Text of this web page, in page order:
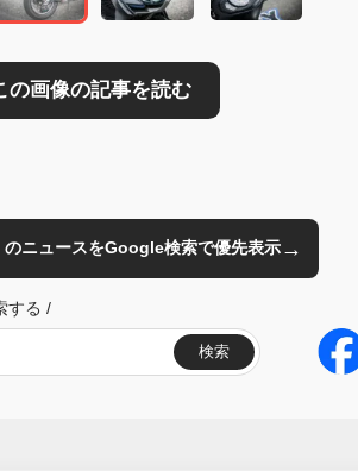
ニュースをGoogle検索で優先表示→
する /
検索